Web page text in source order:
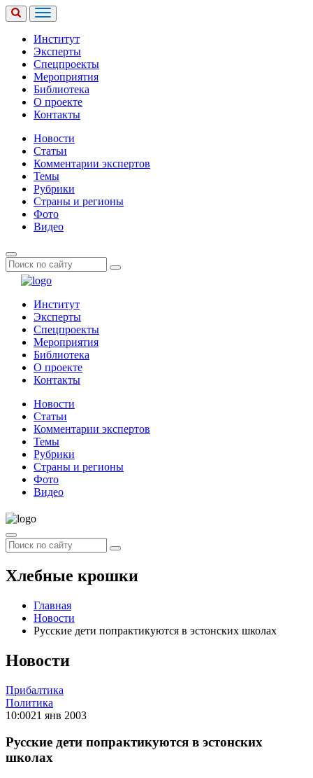
Институт
Эксперты
Спецпроекты
Мероприятия
Библиотека
О проекте
Контакты
Новости
Статьи
Комментарии экспертов
Темы
Рубрики
Страны и регионы
Фото
Видео
Институт
Эксперты
Спецпроекты
Мероприятия
Библиотека
О проекте
Контакты
Новости
Статьи
Комментарии экспертов
Темы
Рубрики
Страны и регионы
Фото
Видео
Хлебные крошки
Главная
Новости
Русские дети попрактикуются в эстонских школах
Новости
Прибалтика
Политика
10:0021 янв 2003
Русские дети попрактикуются в эстонских
школах